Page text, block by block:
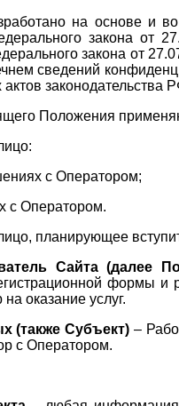
на основе и во
закона
закона от
сведений
законодательства
Положения
с Оператором;
с Оператором.
планирующее
Сайта (далее
формы и
оказание услуг.
(также Субъект) –
с Оператором.